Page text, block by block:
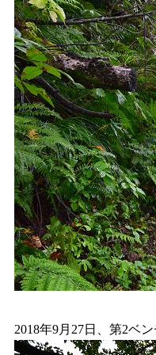
2018年9月27日、第2ベ